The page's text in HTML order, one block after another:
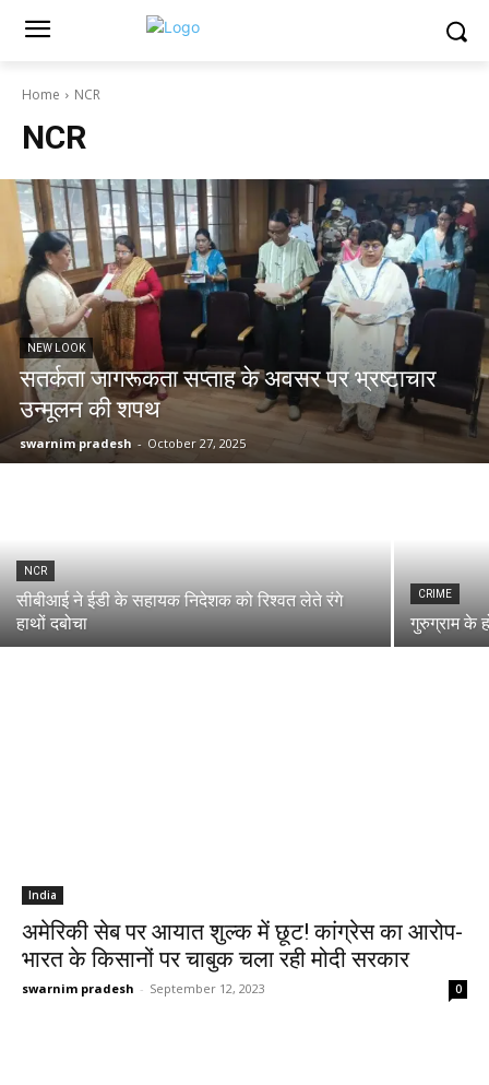
Home NCR
NCR
NEW LOOK
सतर्कता जागरूकता सप्ताह के अवसर पर भ्रष्टाचार
उन्मूलन की शपथ
swarnim pradesh - October 27, 2025
NCR
सीबीआई ने ईडी के सहायक निदेशक को रिश्वत लेते रंगे
हाथों दबोचा
CRIME
गुरुग्राम के
India
अमेरिकी सेब पर आयात शुल्क में छूट! कांग्रेस का आरोप-
भारत के किसानों पर चाबुक चला रही मोदी सरकार
swarnim pradesh - September 12, 2023 0